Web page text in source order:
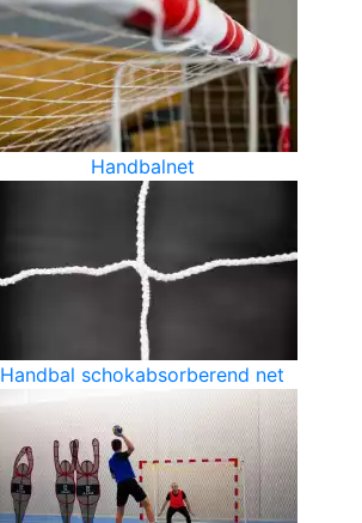
Handbalnet
Handbal schokabsorberend net